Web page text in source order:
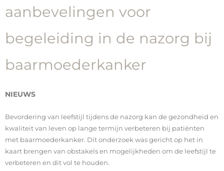
aanbevelingen voor
begeleiding in de nazorg bij
baarmoederkanker
NIEUWS
Bevordering van leefstijl tijdens de nazorg kan de gezondheid en
kwaliteit van leven op lange termijn verbeteren bij patiënten
met baarmoederkanker. Dit onderzoek was gericht op het in
kaart brengen van obstakels en mogelijkheden om de leefstijl te
verbeteren en dit vol te houden.